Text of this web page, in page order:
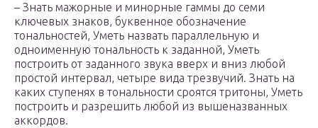
– Знать мажорные и минорные гаммы до семи
ключевых знаков, буквенное обозначение
тональностей, Уметь назвать параллельную и
одноименную тональность к заданной, Уметь
построить от заданного звука вверх и вниз любой
простой интервал, четыре вида трезвучий. Знать на
каких ступенях в тональности сроятся тритоны, Уметь
построить и разрешить любой из вышеназванных
аккордов.